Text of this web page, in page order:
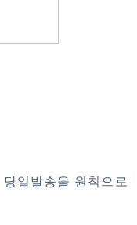
일발송을 원칙으로